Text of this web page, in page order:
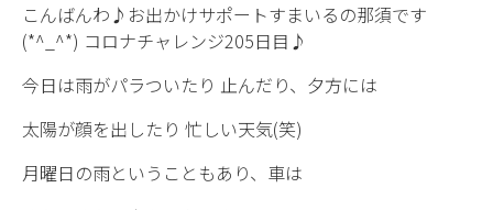
こんばんわ♪お出かけサポートすまいるの那須です
(*^_^*) コロナチャレンジ205日目♪
今日は雨がパラついたり 止んだり、夕方には
太陽が顔を出したり 忙しい天気(笑)
月曜日の雨ということもあり、車は